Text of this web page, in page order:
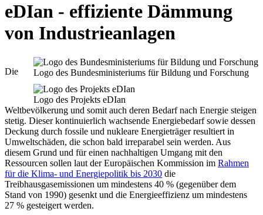
eDIan - effiziente Dämmung
von Industrieanlagen
Logo des Bundesministeriums für Bildung und Forschung
Logo des Projekts eDIan
Die
Weltbevölkerung und somit auch deren Bedarf nach Energie steigen
stetig. Dieser kontinuierlich wachsende Energiebedarf sowie dessen
Deckung durch fossile und nukleare Energieträger resultiert in
Umweltschäden, die schon bald irreparabel sein werden. Aus
diesem Grund und für einen nachhaltigen Umgang mit den
Ressourcen sollen laut der Europäischen Kommission im Rahmen
für die Klima- und Energiepolitik bis 2030 die
Treibhausgasemissionen um mindestens 40 % (gegenüber dem
Stand von 1990) gesenkt und die Energieeffizienz um mindestens
27 % gesteigert werden.